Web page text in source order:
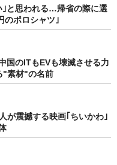
｣と思われる…帰省の際に選
のポロシャツ｣
国のITもEVも壊滅させる力
"素材"の名前
が震撼する映画｢ちいかわ｣